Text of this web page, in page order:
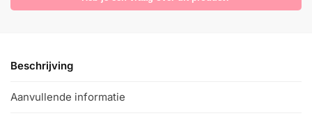
Beschrijving
Aanvullende informatie